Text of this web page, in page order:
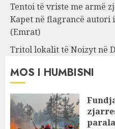
Tentoi të vriste me armë
Kapet në flagrancë autori
(Emrat)
Tritol lokalit të Noizyt në
MOS I HUMBISNI